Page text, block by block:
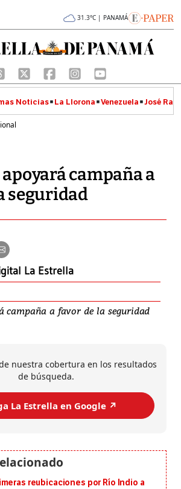
31.3°C | PANAMÁ
Noticias La Llorona Venezuela José
apoyará campaña a
seguridad
La Estrella
campaña a favor de la seguridad
nuestra cobertura en los resultados
de búsqueda.
La Estrella en Google ↗️
reubicaciones por Río Indio a